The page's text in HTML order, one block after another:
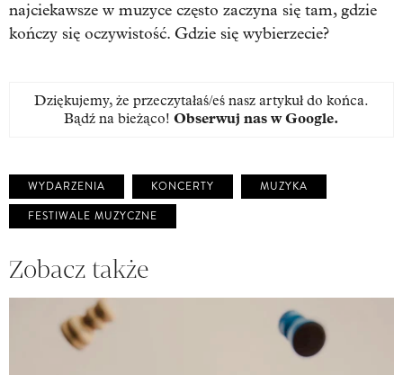
najciekawsze w muzyce często zaczyna się tam, gdzie
kończy się oczywistość. Gdzie się wybierzecie?
Dziękujemy, że przeczytałaś/eś nasz artykuł do końca.
Bądź na bieżąco! Obserwuj nas w Google.
WYDARZENIA KONCERTY
MUZYKA
FESTIWALE MUZYCZNE
Zobacz także